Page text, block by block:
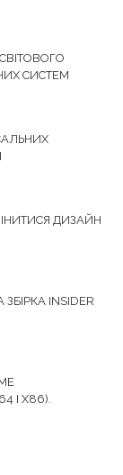
СИСТЕМ
ДИЗАЙН
INSIDER
І X86).